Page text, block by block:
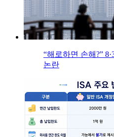
“해로하면 손해?”
논란